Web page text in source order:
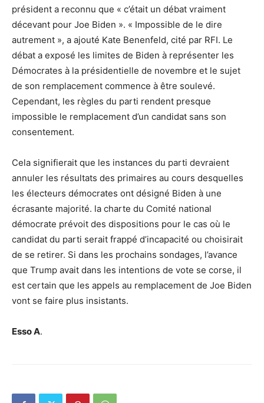
président a reconnu que « c’était un débat vraiment
décevant pour Joe Biden ». « Impossible de le dire
autrement », a ajouté Kate Benenfeld, cité par RFI. Le
débat a exposé les limites de Biden à représenter les
Démocrates à la présidentielle de novembre et le sujet
de son remplacement commence à être soulevé.
Cependant, les règles du parti rendent presque
impossible le remplacement d’un candidat sans son
consentement.
Cela signifierait que les instances du parti devraient
annuler les résultats des primaires au cours desquelles
les électeurs démocrates ont désigné Biden à une
écrasante majorité. la charte du Comité national
démocrate prévoit des dispositions pour le cas où le
candidat du parti serait frappé d’incapacité ou choisirait
de se retirer. Si dans les prochains sondages, l’avance
que Trump avait dans les intentions de vote se corse, il
est certain que les appels au remplacement de Joe Biden
vont se faire plus insistants.
Esso A.